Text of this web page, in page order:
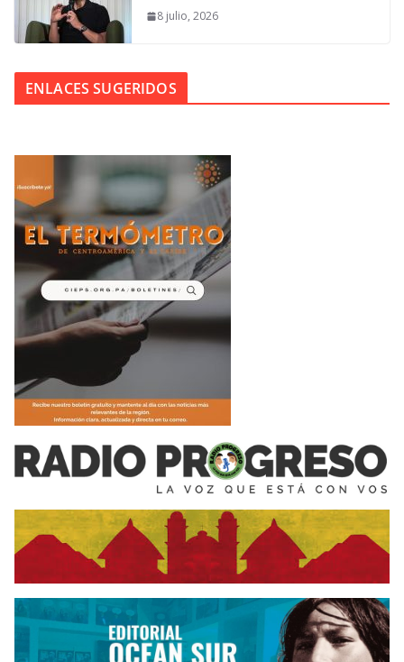
8 julio, 2026
ENLACES SUGERIDOS